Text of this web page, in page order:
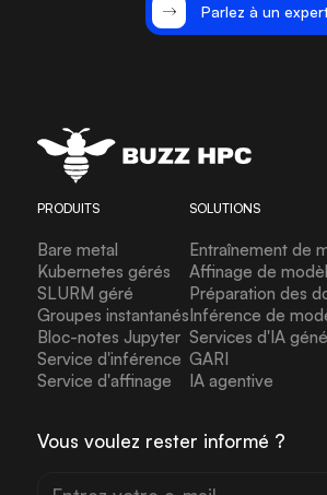
Parlez à un
Vous voulez rester informé ?
PRODUITS
Bare metal
Kubernetes gérés
SLURM géré
Groupes instantanés
Bloc-notes Jupyter
Service d'inférence
Service d'affinage
SOLUTIONS
Entraînement de
Affinage de
Préparation des
Inférence de
Services d'IA
GARI
IA agentive